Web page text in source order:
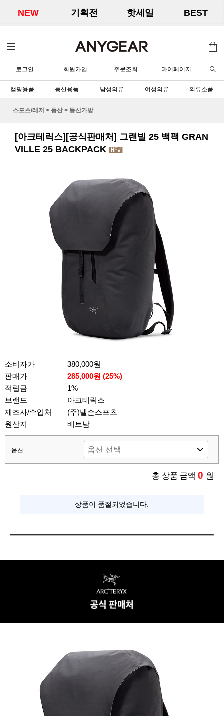
NEW 기획전 핫세일 BEST
로그인 회원가입 주문조회 마이페이지
캠핑용품 등산용품 남성의류 여성의류 의류소품
스포츠/레저 > 등산 > 등산가방
[아크테릭스][공식판매처] 그랜빌 25 백팩 GRAN
VILLE 25 BACKPACK
소비자가
380,000원
판매가
285,000원 (25%)
적립금
1%
브랜드
아크테릭스
제조사/수입처
(주)넬슨스포츠
원산지
베트남
옵션
총 상품 금액 0 원
상품이 품절되었습니다.